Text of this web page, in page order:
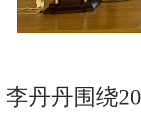
李丹丹围绕